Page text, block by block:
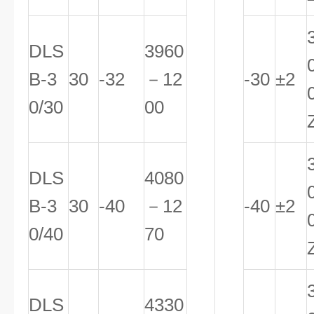
DLS
B-3
0/30
30 -32
3960
－12
00
-30 ±2
DLS
B-3
0/40
30 -40
4080
－12
70
-40 ±2
DLS 4330